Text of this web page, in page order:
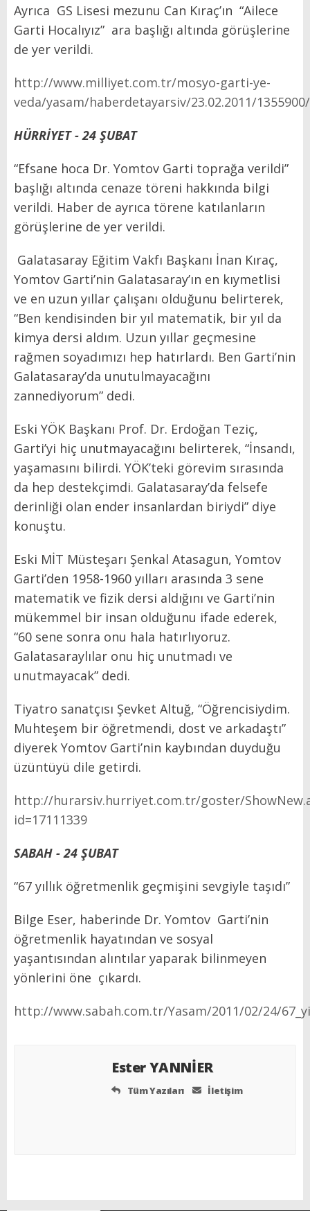
Ayrıca GS Lisesi mezunu Can Kıraç’ın “Ailece
Garti Hocalıyız” ara başlığı altında görüşlerine
de yer verildi.
http://www.milliyet.com.tr/mosyo-garti-ye-
veda/yasam/haberdetayarsiv/23.02.2011/
HÜRRİYET - 24 ŞUBAT
“Efsane hoca Dr. Yomtov Garti toprağa verildi”
başlığı altında cenaze töreni hakkında bilgi
verildi. Haber de ayrıca törene katılanların
görüşlerine de yer verildi.
Galatasaray Eğitim Vakfı Başkanı İnan Kıraç,
Yomtov Garti’nin Galatasaray’ın en kıymetlisi
ve en uzun yıllar çalışanı olduğunu belirterek,
“Ben kendisinden bir yıl matematik, bir yıl da
kimya dersi aldım. Uzun yıllar geçmesine
rağmen soyadımızı hep hatırlardı. Ben Garti’nin
Galatasaray’da unutulmayacağını
zannediyorum” dedi.
Eski YÖK Başkanı Prof. Dr. Erdoğan Teziç,
Garti’yi hiç unutmayacağını belirterek, “İnsandı,
yaşamasını bilirdi. YÖK’teki görevim sırasında
da hep destekçimdi. Galatasaray’da felsefe
derinliği olan ender insanlardan biriydi” diye
konuştu.
Eski MİT Müsteşarı Şenkal Atasagun, Yomtov
Garti’den 1958-1960 yılları arasında 3 sene
matematik ve fizik dersi aldığını ve Garti’nin
mükemmel bir insan olduğunu ifade ederek,
“60 sene sonra onu hala hatırlıyoruz.
Galatasaraylılar onu hiç unutmadı ve
unutmayacak” dedi.
Tiyatro sanatçısı Şevket Altuğ, “Öğrencisiydim.
Muhteşem bir öğretmendi, dost ve arkadaştı”
diyerek Yomtov Garti’nin kaybından duyduğu
üzüntüyü dile getirdi.
http://hurarsiv.hurriyet.com.tr/goster/
id=17111339
SABAH - 24 ŞUBAT
“67 yıllık öğretmenlik geçmişini sevgiyle taşıdı”
Bilge Eser, haberinde Dr. Yomtov Garti’nin
öğretmenlik hayatından ve sosyal
yaşantısından alıntılar yaparak bilinmeyen
yönlerini öne çıkardı.
http://www.sabah.com.tr/Yasam/2011/02/24/
Ester YANNİER
Tüm Yazıları İletişim